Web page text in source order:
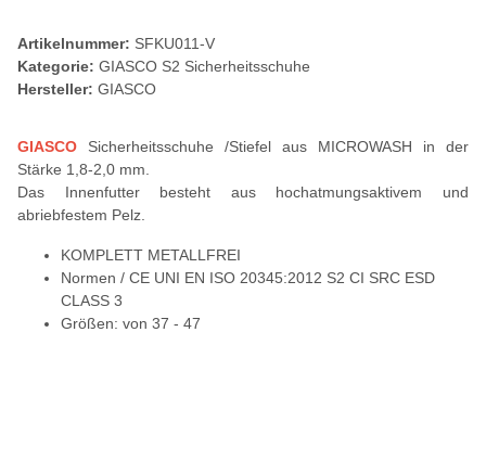
Artikelnummer: SFKU011-V
Kategorie: GIASCO S2 Sicherheitsschuhe
Hersteller: GIASCO
GIASCO Sicherheitsschuhe /Stiefel aus MICROWASH in der
Stärke 1,8-2,0 mm.
Das Innenfutter besteht aus hochatmungsaktivem und
abriebfestem Pelz.
KOMPLETT METALLFREI
Normen / CE UNI EN ISO 20345:2012 S2 CI SRC ESD
CLASS 3
Größen: von 37 - 47